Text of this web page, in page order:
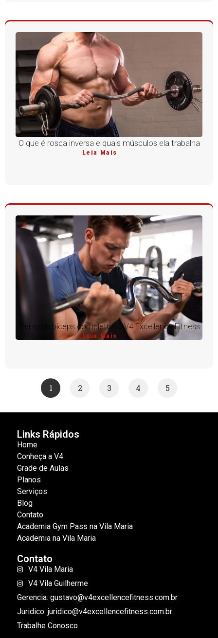
O que é rosca inversa e quais músculos ela trabalha
Leia Mais
Treino de bíceps completo na V4 Excellence Fitness
Leia Mais
1 2 3 4 5
Links Rápidos
Home
Conheça a V4
Grade de Aulas
Planos
Serviços
Blog
Contato
Academia Gym Pass na Vila Maria
Academia na Vila Maria
Contato
V4 Vila Maria
V4 Vila Guilherme
Gerencia: gustavo@v4excellencefitness.com.br
Juridico: juridico@v4excellencefitness.com.br
Trabalhe Conosco